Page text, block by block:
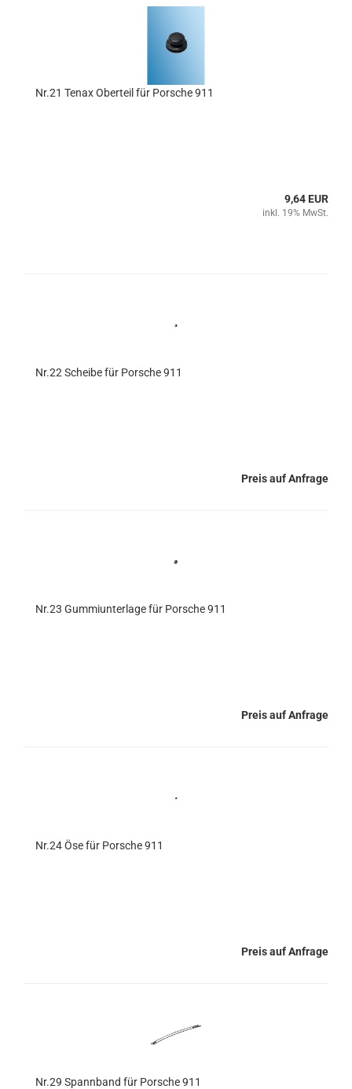
Nr.21 Tenax Oberteil für Porsche 911
9,64 EUR
inkl. 19% MwSt.
Nr.22 Scheibe für Porsche 911
Preis auf Anfrage
Nr.23 Gummiunterlage für Porsche 911
Preis auf Anfrage
Nr.24 Öse für Porsche 911
Preis auf Anfrage
Nr.29 Spannband für Porsche 911